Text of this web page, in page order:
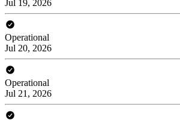
Jul 19, 2026
Operational
Jul 20, 2026
Operational
Jul 21, 2026